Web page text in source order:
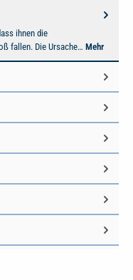
ihnen die
fallen. Die Ursache… Mehr